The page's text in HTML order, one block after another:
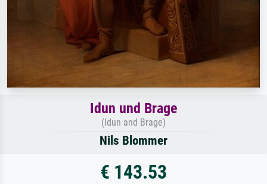
Idun und Brage
(Idun and Brage)
Nils Blommer
€ 143.53